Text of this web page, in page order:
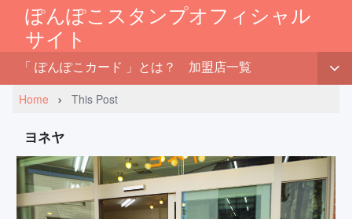
ぽんぽこスタンプオフィシャル
サイト
「 ぽんぽこカード 」とは？ 加盟店一覧
Home This Post
ヨネヤ